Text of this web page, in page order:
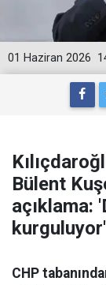
01 Haziran 2026
Bülent
açıklama:
kurguluyor'
CHP